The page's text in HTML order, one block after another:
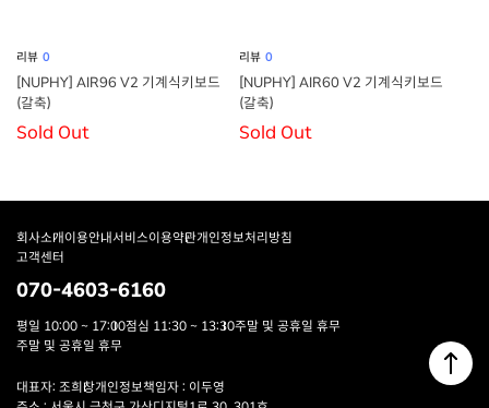
리뷰 0
[NUPHY] AIR96 V2 기계식키보드
(갈축)
Sold Out
리뷰 0
[NUPHY] AIR60 V2 기계식키보드
(갈축)
Sold Out
회사소개이용안내서비스이용약관개인정보처리방침
고객센터
070-4603-6160
평일 10:00 ~ 17:00점심 11:30 ~ 13:30주말 및 공휴일 휴무
주말 및 공휴일 휴무
대표자: 조희창개인정보책임자 : 이두영